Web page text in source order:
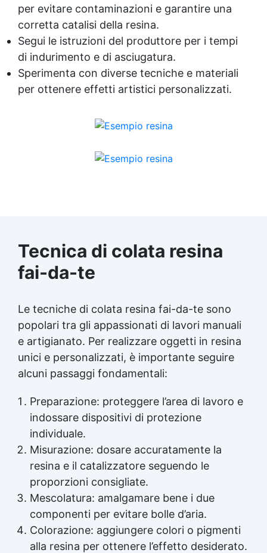
per evitare contaminazioni e garantire una
corretta catalisi della resina.
Segui le istruzioni del produttore per i tempi
di indurimento e di asciugatura.
Sperimenta con diverse tecniche e materiali
per ottenere effetti artistici personalizzati.
Tecnica di colata resina
fai-da-te
Le tecniche di colata resina fai-da-te sono
popolari tra gli appassionati di lavori manuali
e artigianato. Per realizzare oggetti in resina
unici e personalizzati, è importante seguire
alcuni passaggi fondamentali:
Preparazione: proteggere l’area di lavoro e
indossare dispositivi di protezione
individuale.
Misurazione: dosare accuratamente la
resina e il catalizzatore seguendo le
proporzioni consigliate.
Mescolatura: amalgamare bene i due
componenti per evitare bolle d’aria.
Colorazione: aggiungere colori o pigmenti
alla resina per ottenere l’effetto desiderato.